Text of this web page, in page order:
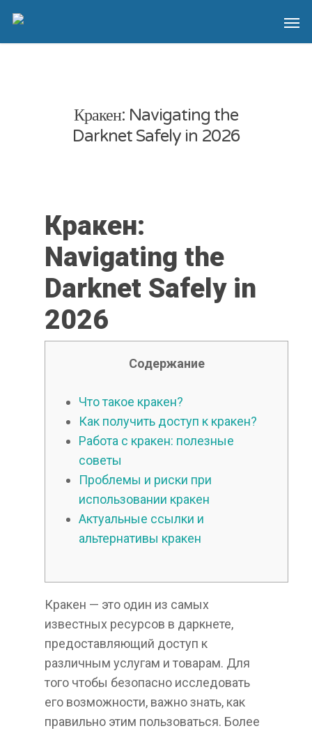
Кракен: Navigating the
Darknet Safely in 2026
Кракен:
Navigating the
Darknet Safely in
2026
Содержание
Что такое кракен?
Как получить доступ к кракен?
Работа с кракен: полезные
советы
Проблемы и риски при
использовании кракен
Актуальные ссылки и
альтернативы кракен
Кракен — это один из самых
известных ресурсов в даркнете,
предоставляющий доступ к
различным услугам и товарам. Для
того чтобы безопасно исследовать
его возможности, важно знать, как
правильно этим пользоваться. Более